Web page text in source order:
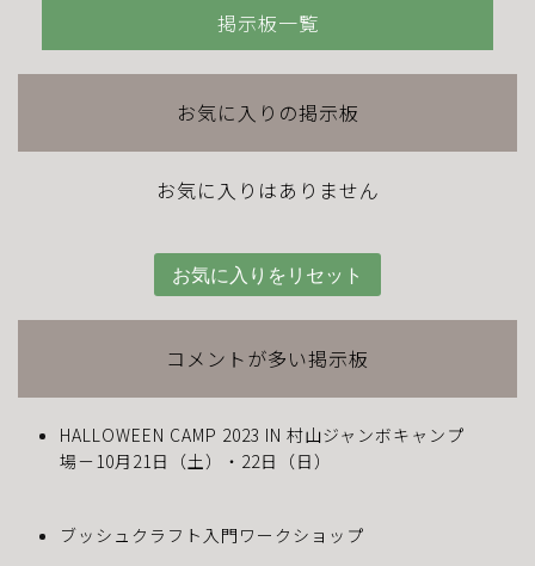
掲示板一覧
お気に入りの掲示板
お気に入りはありません
お気に入りをリセット
コメントが多い掲示板
HALLOWEEN CAMP 2023 IN 村山ジャンボキャンプ
場－10月21日（土）・22日（日）
ブッシュクラフト入門ワークショップ